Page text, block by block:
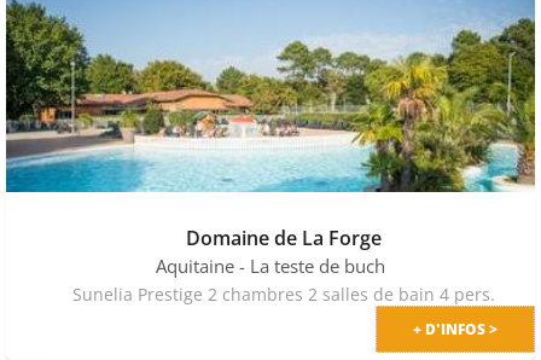
Domaine de La Forge
Aquitaine - La teste de buch
Sunelia Prestige 2 chambres 2 salles de bain 4 pers.
+ D'INFOS >